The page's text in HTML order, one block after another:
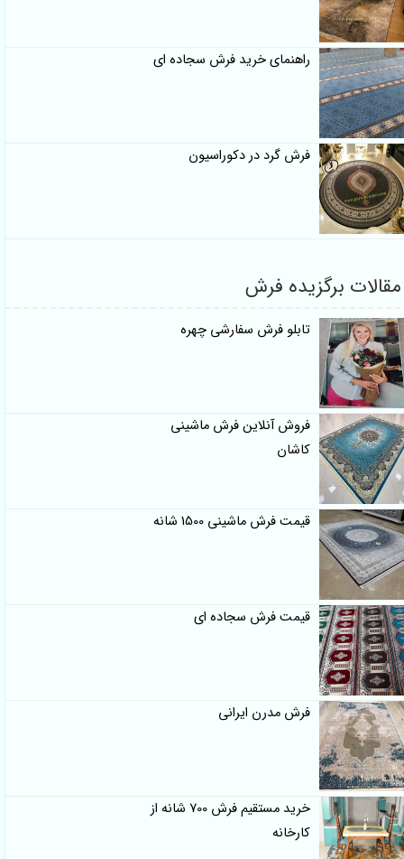
راهنمای خرید فرش سجاده ای
فرش گرد در دکوراسیون
برگزیده فرش
تابلو فرش سفارشی چهره
فروش آنلاین فرش ماشینی
کاشان
قیمت فرش ماشینی 1500 شانه
قیمت فرش سجاده ای
فرش مدرن ایرانی
خرید مستقیم فرش 700 شانه از
کارخانه